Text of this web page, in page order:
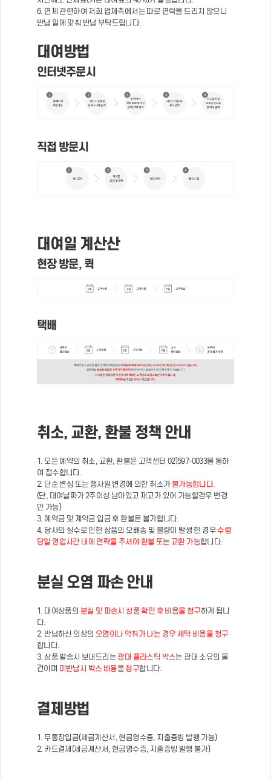
6. 연체 관련하여 저희 업체측에서는 따로 연락을 드리지 않으니
반납 일에 맞춰 반납 부탁드립니다.
대여방법
인터넷주문시
직접 방문시
대여일 계산산
현장 방문, 퀵
택배
취소, 교환, 환불 정책 안내
1. 모든 예약의 취소, 교환, 환불은 고객센터 02)597-0033을 통하
여 접수합니다.
2. 단순 변심 또는 행사일 변경에 의한 취소가 불가능합니다.
(단, 대여날짜가 2주이상 남아있고 재고가 있어 가능할경우 변경
만 가능)
3. 예약금 및 계약금 입금 후 환불은 불가합니다.
4. 당사의 실수로 인한 상품의 오배송 및 불량이 발생 한 경우 수령
당일 영업시간 내에 연락을 주셔야 환불 또는 교환 가능합니다.
분실 오염 파손 안내
1. 대여상품의 분실 및 파손시 상품 확인 후 비용을 청구하게 됩니
다.
2. 반납하신 의상의 오염이나 악취가 나는 경우 세탁 비용을 청구
합니다.
3. 상품 발송시 보내드리는 광대 플라스틱 박스는 광대 소유의 물
건이며 미반납시 박스 비용을 청구합니다.
결제방법
1. 무통장입금(세금계산서, 현금영수증, 지출증빙 발행 가능)
2. 카드결제(세금계산서, 현금영수증, 지출증빙 발행 불가)